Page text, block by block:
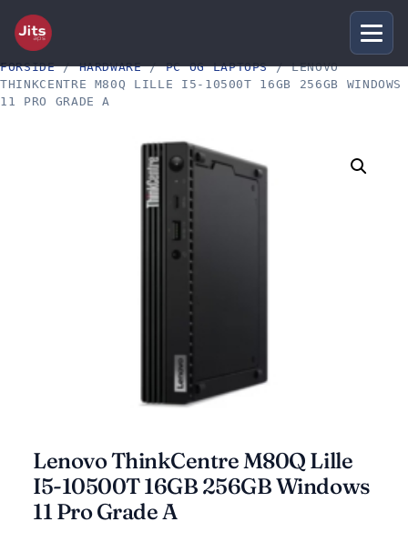
FORSIDE/HARDWARE/PC OG LAPTOPS/ LENOVO
THINKCENTRE M80Q LILLE I5-10500T 16GB 256GB WINDOWS
11 PRO GRADE A
Lenovo ThinkCentre M80Q Lille
I5-10500T 16GB 256GB Windows
11 Pro Grade A